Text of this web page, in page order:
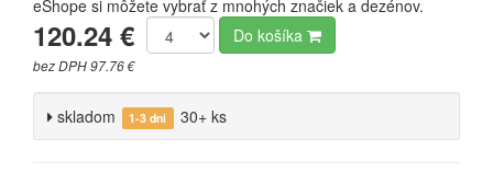
eShope si môžete vybrať z mnohých značiek a dezénov.
120.24 €
bez DPH 97.76 €
Do košíka
skladom 1-3 dni 30+ ks